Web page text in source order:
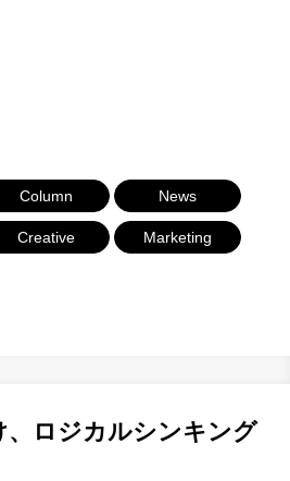
Column News
Creative Marketing
、ロジカルシンキング